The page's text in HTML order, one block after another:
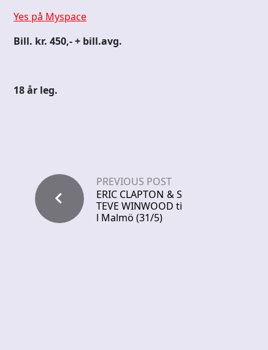
Yes på Myspace
Bill. kr. 450,- + bill.avg.
18 år leg.
PREVIOUS POST
ERIC CLAPTON & S
TEVE WINWOOD ti
l Malmö (31/5)